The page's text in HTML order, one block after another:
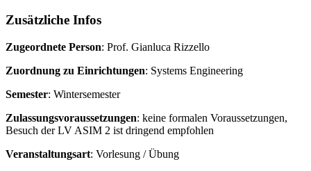
Zusätzliche Infos
Zugeordnete Person: Prof. Gianluca Rizzello​
Zuordnung zu Einrichtungen: Systems Engineering
Semester: Wintersemester
Zulassungsvoraussetzungen: keine formalen Voraussetzungen,
Besuch der LV ASIM 2 ist dringend empfohlen
Veranstaltungsart: Vorlesung / Übung